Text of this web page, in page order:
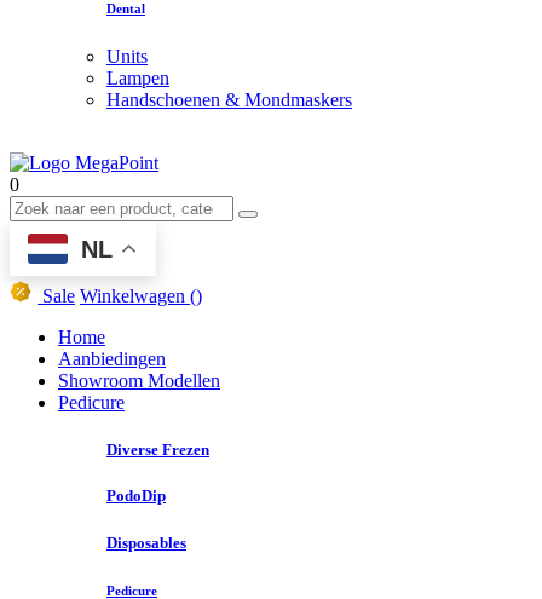
Dental
Units
Lampen
Handschoenen & Mondmaskers
0
NL
Sale Winkelwagen ()
Home
Aanbiedingen
Showroom Modellen
Pedicure
Diverse Frezen
PodoDip
Disposables
Pedicure